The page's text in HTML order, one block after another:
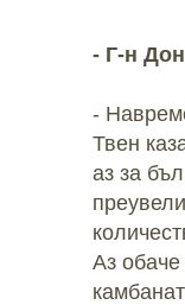
- Г-н
-
Твен
аз за
Аз